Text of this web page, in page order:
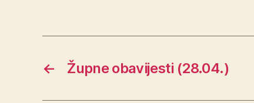
← Župne obavijesti (28.04.)